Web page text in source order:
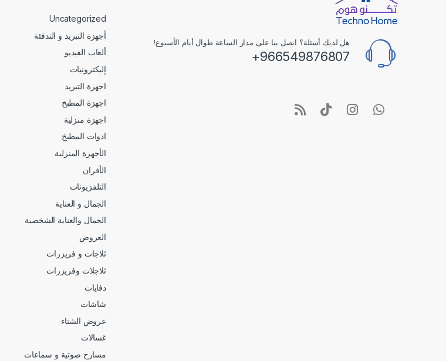
هل لديك أسئلة؟ اتصل بنا على مدار الساعة طوال أيام الأسبوع!
Uncategorized
أجهزة التبريد و التدفئة
ألعاب الفيديو
إليكترونيات
اجهزة التبريد
اجهزة المطبخ
اجهزة منزلية
ادوات المطبخ
الأجهزة المنزلية
الأفران
التلفزيونات
الجمال و العناية
الجمال والعناية الشخصية
العروض
ثلاجات و فريزرات
ثلاجلات وفريزرات
دفايات
شاشات
عروض الشتاء
غسالات
مسارح صوتية و سماعات